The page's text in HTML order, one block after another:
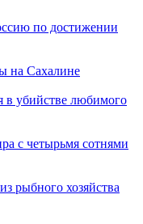
по достижении
на Сахалине
в убийстве любимого
с четырьмя сотнями
рыбного хозяйства